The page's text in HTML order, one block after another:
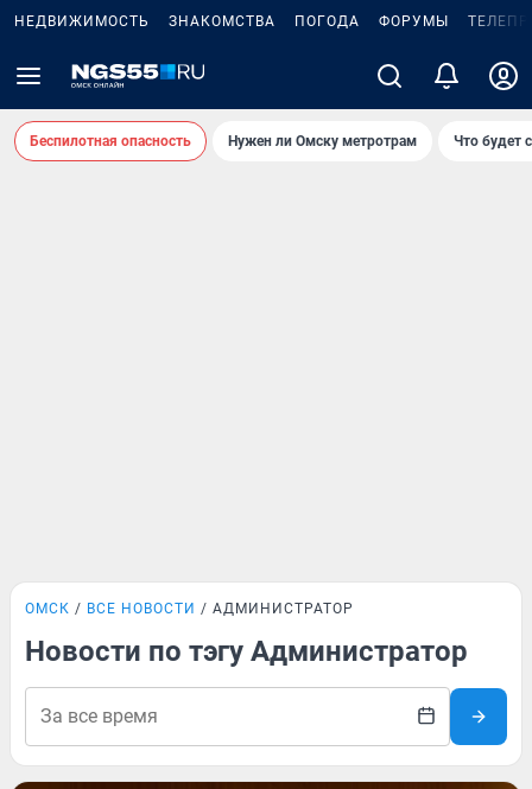
НЕДВИЖИМОСТЬ ЗНАКОМСТВА ПОГОДА ФОРУМЫ
Беспилотная опасность Нужен ли Омску метротрам Что будет
ОМСК ВСЕ НОВОСТИ АДМИНИСТРАТОР
Новости по тэгу Администратор